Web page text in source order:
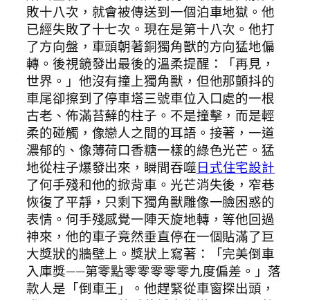
敗十八次，就會被傳送到一個泊車地獄。他
已經失敗了十七次。現在是第十八次。他打
了方向盤，車頭朝著銅獨角獸的方向猛地偏
轉。後視鏡發出最後的溫柔提醒：「再見，
世界。」他沒有撞上獨角獸，但他那顫抖的
車尾卻擦到了停車塔三號車位入口處的一根
古老、佈滿苔蘚的柱子。不是撞擊，而是輕
柔的碰觸，像戀人之間的耳語。接著，一道
濃郁的、像薄荷口香糖一樣的綠色光芒。猛
地從柱子爆發出來，瞬間吞噬日式住宅設計
了何手殘和他的掀背車。光芒消失後，窄巷
恢復了平靜，只剩下獨角獸雕像一臉困惑的
表情。何手殘感覺一陣天旋地轉，等他回過
神來，他的車子竟然垂直停在一個貼滿了巨
大獎狀的牆壁上。獎狀上寫著：「完美倒車
入庫獎——第零點零零零零零九度偏差。」落
款人是「倒車王」。他趕緊從車窗探出頭，